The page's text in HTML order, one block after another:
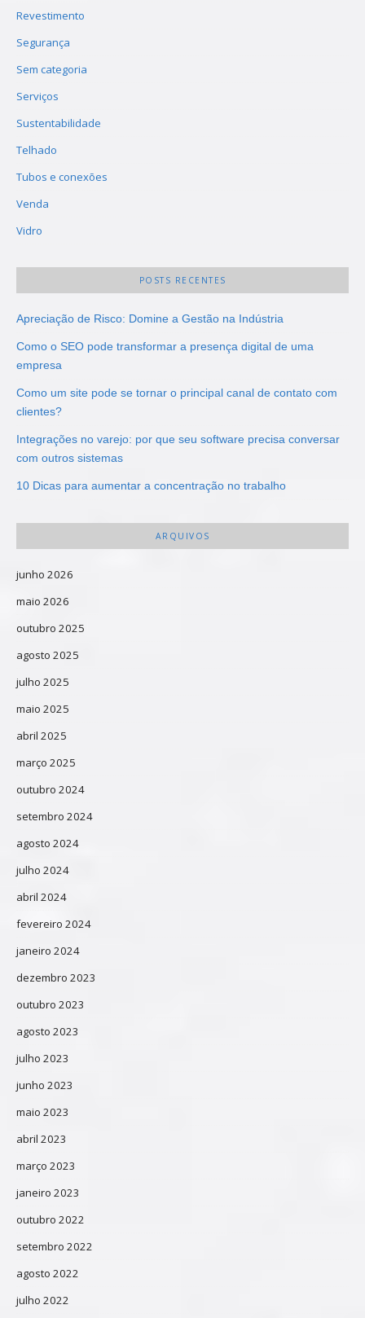
Revestimento
Segurança
Sem categoria
Serviços
Sustentabilidade
Telhado
Tubos e conexões
Venda
Vidro
POSTS RECENTES
Apreciação de Risco: Domine a Gestão na Indústria
Como o SEO pode transformar a presença digital de uma
empresa
Como um site pode se tornar o principal canal de contato com
clientes?
Integrações no varejo: por que seu software precisa conversar
com outros sistemas
10 Dicas para aumentar a concentração no trabalho
ARQUIVOS
junho 2026
maio 2026
outubro 2025
agosto 2025
julho 2025
maio 2025
abril 2025
março 2025
outubro 2024
setembro 2024
agosto 2024
julho 2024
abril 2024
fevereiro 2024
janeiro 2024
dezembro 2023
outubro 2023
agosto 2023
julho 2023
junho 2023
maio 2023
abril 2023
março 2023
janeiro 2023
outubro 2022
setembro 2022
agosto 2022
julho 2022